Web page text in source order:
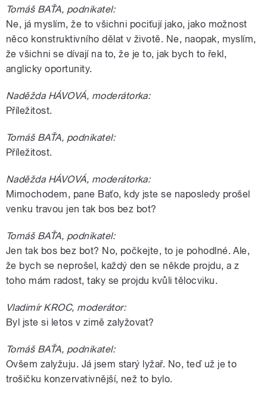
Tomáš BAŤA, podnikatel:
Ne, já myslím, že to všichni pociťují jako, jako možnost
něco konstruktivního dělat v životě. Ne, naopak, myslím,
že všichni se dívají na to, že je to, jak bych to řekl,
anglicky oportunity.
Naděžda HÁVOVÁ, moderátorka:
Příležitost.
Tomáš BAŤA, podnikatel:
Příležitost.
Naděžda HÁVOVÁ, moderátorka:
Mimochodem, pane Baťo, kdy jste se naposledy prošel
venku travou jen tak bos bez bot?
Tomáš BAŤA, podnikatel:
Jen tak bos bez bot? No, počkejte, to je pohodlné. Ale,
že bych se neprošel, každý den se někde projdu, a z
toho mám radost, taky se projdu kvůli tělocviku.
Vladimír KROC, moderátor:
Byl jste si letos v zimě zalyžovat?
Tomáš BAŤA, podnikatel:
Ovšem zalyžuju. Já jsem starý lyžař. No, teď už je to
trošičku konzervativnější, než to bylo.